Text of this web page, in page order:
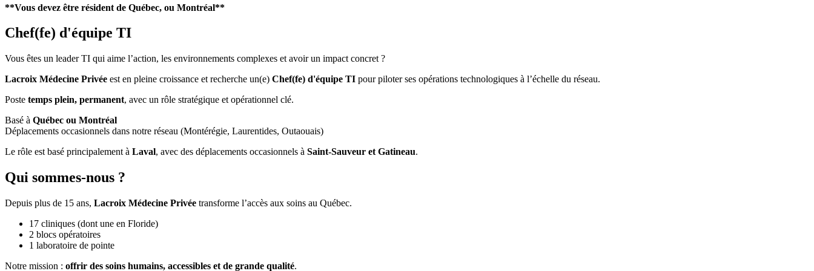
**Vous devez être résident de Québec, ou Montréal**
Chef(fe) d'équipe TI
Vous êtes un leader TI qui aime l’action, les environnements complexes et avoir un impact concret ?
Lacroix Médecine Privée est en pleine croissance et recherche un(e) Chef(fe) d'équipe TI pour piloter ses opérations technologiques à l’échelle du réseau.
Poste temps plein, permanent, avec un rôle stratégique et opérationnel clé.
Basé à Québec ou Montréal
Déplacements occasionnels dans notre réseau (Montérégie, Laurentides, Outaouais)
Le rôle est basé principalement à Laval, avec des déplacements occasionnels à Saint-Sauveur et Gatineau.
Qui sommes-nous ?
Depuis plus de 15 ans, Lacroix Médecine Privée transforme l’accès aux soins au Québec.
17 cliniques (dont une en Floride)
2 blocs opératoires
1 laboratoire de pointe
Notre mission : offrir des soins humains, accessibles et de grande qualité.